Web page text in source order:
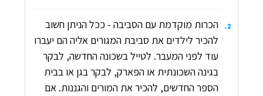
2
. הכרות מוקדמת עם הסביבה - ככל הניתן חשוב
להכיר לילדים את סביבת המגורים אליה הם יעברו
עוד לפני המעבר. לטייל בשכונה החדשה, לבקר
בגינה השכונתית או הפארק, לבקר בגן או בבית
הספר החדשים, להכיר את המורים והגננות. אם